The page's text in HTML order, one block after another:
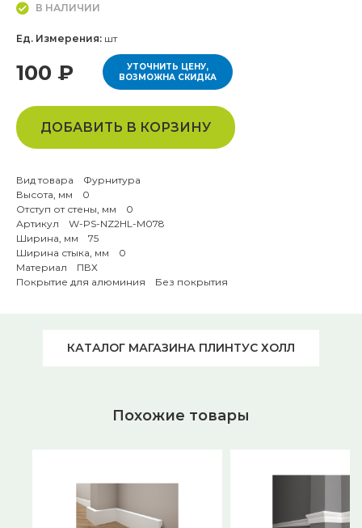
В НАЛИЧИИ
Ед. Измерения: шт
100 ₽
УТОЧНИТЬ ЦЕНУ,
ВОЗМОЖНА СКИДКА
ДОБАВИТЬ В КОРЗИНУ
Вид товара Фурнитура
Высота, мм 0
Отступ от стены, мм 0
Артикул W-PS-NZ2HL-M078
Ширина, мм 75
Ширина стыка, мм 0
Материал ПВХ
Покрытие для алюминия Без покрытия
КАТАЛОГ МАГАЗИНА ПЛИНТУС ХОЛЛ
Похожие товары